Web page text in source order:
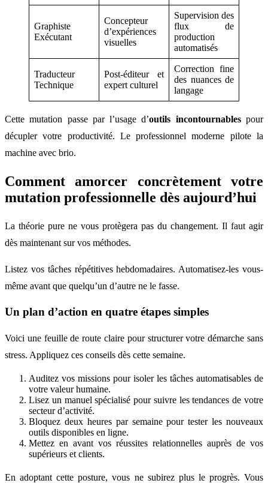
Graphiste
Exécutant
Concepteur
d’expériences
visuelles
Supervision des
flux de
production
automatisés
Traducteur
Technique
Post-éditeur et
expert culturel
Correction fine
des nuances de
langage
Cette mutation passe par l’usage d’outils incontournablespour
décupler votre productivité. Le professionnel moderne pilote la
machine avec brio.
Comment amorcer concrètement votre
mutation professionnelle dès aujourd’hui
La théorie pure ne vous protègera pas du changement. Il faut agir
dès maintenant sur vos méthodes.
Listez vos tâches répétitives hebdomadaires. Automatisez-les vous-
même avant que quelqu’un d’autre ne le fasse.
Un plan d’action en quatre étapes simples
Voici une feuille de route claire pour structurer votre démarche sans
stress. Appliquez ces conseils dès cette semaine.
Auditez vos missions pour isoler les tâches automatisables de
votre valeur humaine.
Lisez un manuel spécialisé pour suivre les tendances de votre
secteur d’activité.
Bloquez deux heures par semaine pour tester les nouveaux
outils disponibles en ligne.
Mettez en avant vos réussites relationnelles auprès de vos
supérieurs et clients.
En adoptant cette posture, vous ne subirez plus le progrès. Vous